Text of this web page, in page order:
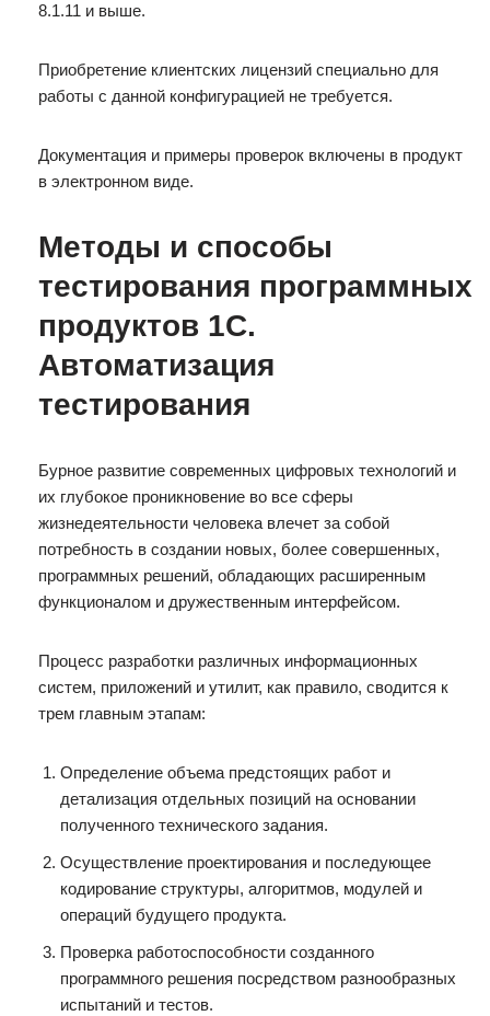
8.1.11 и выше.
Приобретение клиентских лицензий специально для
работы с данной конфигурацией не требуется.
Документация и примеры проверок включены в продукт
в электронном виде.
Методы и способы
тестирования программных
продуктов 1С.
Автоматизация
тестирования
Бурное развитие современных цифровых технологий и
их глубокое проникновение во все сферы
жизнедеятельности человека влечет за собой
потребность в создании новых, более совершенных,
программных решений, обладающих расширенным
функционалом и дружественным интерфейсом.
Процесс разработки различных информационных
систем, приложений и утилит, как правило, сводится к
трем главным этапам:
Определение объема предстоящих работ и
детализация отдельных позиций на основании
полученного технического задания.
Осуществление проектирования и последующее
кодирование структуры, алгоритмов, модулей и
операций будущего продукта.
Проверка работоспособности созданного
программного решения посредством разнообразных
испытаний и тестов.